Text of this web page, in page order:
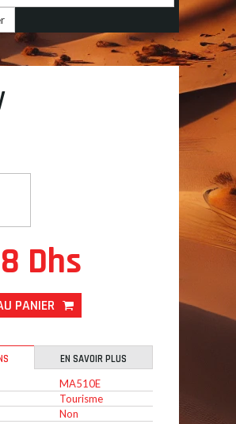
Dhs
PANIER
EN SAVOIR PLUS
MA510E
Tourisme
Non